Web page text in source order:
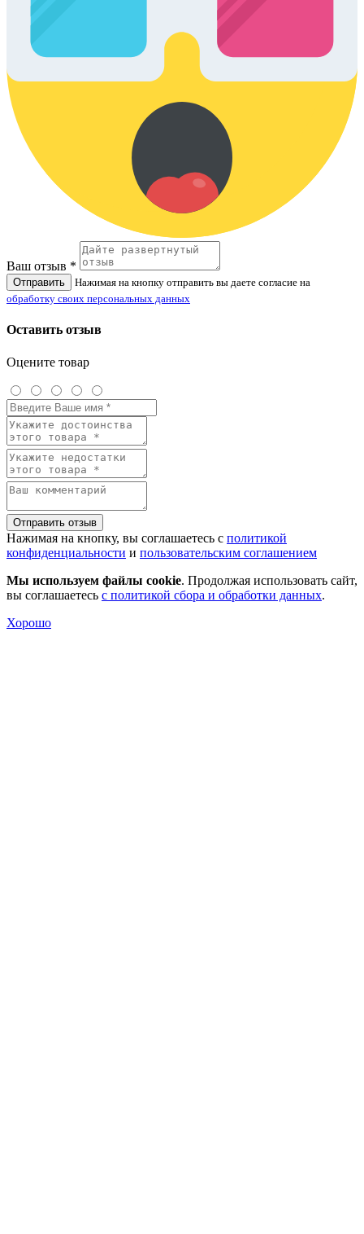
Ваш отзыв *
Отправить
Нажимая на кнопку отправить вы даете согласие на
обработку своих персональных данных
Оставить отзыв
Оцените товар
Отправить отзыв
Нажимая на кнопку, вы соглашаетесь с политикой
конфиденциальности и пользовательским соглашением
Мы используем файлы cookie. Продолжая использовать сайт,
вы соглашаетесь с политикой сбора и обработки данных.
Хорошо